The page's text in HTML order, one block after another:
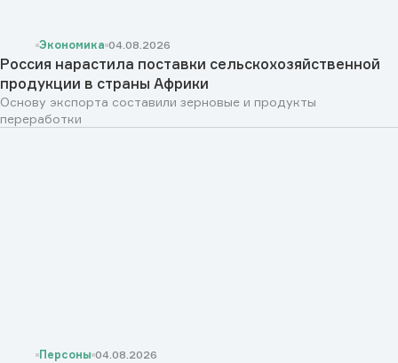
Экономика 04.08.2026
Россия нарастила поставки сельскохозяйственной
продукции в страны Африки
Основу экспорта составили зерновые и продукты
переработки
Персоны 04.08.2026